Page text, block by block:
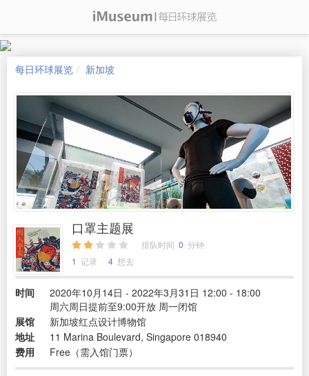
每日环球展览 新加坡
口罩主题展
排队时间 0 分钟
1 记录 4 想去
时间
2020年10月14日 - 2022年3月31日 12:00 - 18:00
周六周日提前至9:00开放 周一闭馆
展馆
新加坡红点设计博物馆
地址
11 Marina Boulevard, Singapore 018940
费用
Free（需入馆门票）